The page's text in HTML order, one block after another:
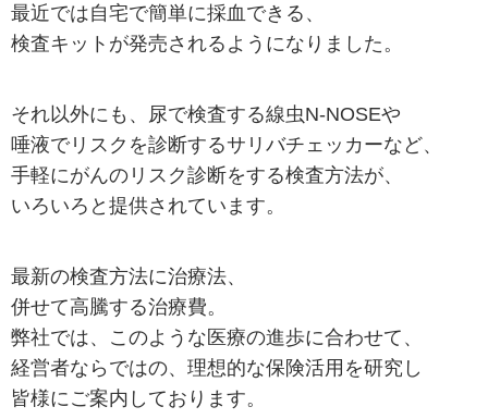
最近では自宅で簡単に採血できる、
検査キットが発売されるようになりました。
それ以外にも、尿で検査する線虫N-NOSEや
唾液でリスクを診断するサリバチェッカーなど、
手軽にがんのリスク診断をする検査方法が、
いろいろと提供されています。
最新の検査方法に治療法、
併せて高騰する治療費。
弊社では、このような医療の進歩に合わせて、
経営者ならではの、理想的な保険活用を研究し
皆様にご案内しております。